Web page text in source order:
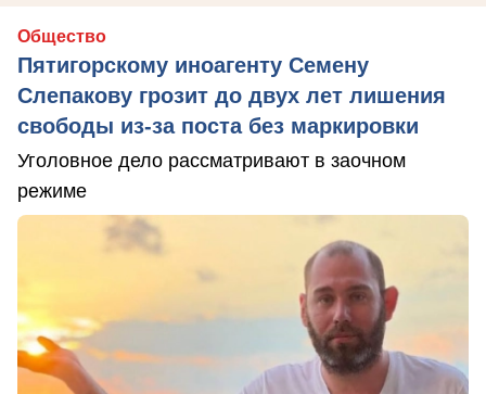
Общество
Пятигорскому иноагенту Семену
Слепакову грозит до двух лет лишения
свободы из-за поста без маркировки
Уголовное дело рассматривают в заочном
режиме